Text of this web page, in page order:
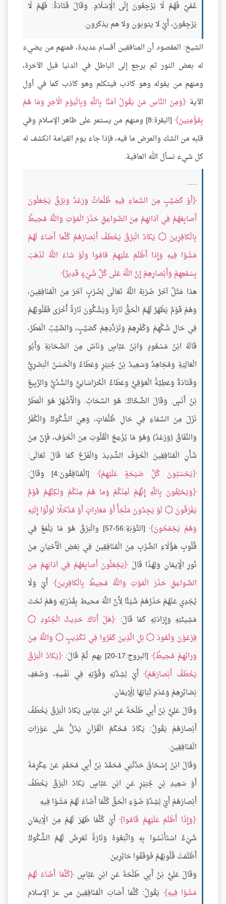
عُمْيٌ فَهُمْ لَا يَرْجِعُونَ إِلَى الْإِسْلَامِ. وَقَالَ قَتَادَةُ: فَهُمْ لَا
يَرْجِعُونَ، أَيْ لا يتوبون ولا هم يذكرون.
الشيخ: المقصود أن المنافقين أقسام عديدة، فمنهم من يضيء
له بعض النور ثم يرجع إلى الباطل في الدنيا قبل الآخرة،
ومنهم من يقوله وهو كاذب فيتكلم وهو كاذب كما في أول
الآية وَمِنَ النَّاسِ مَنْ يَقُولُ آمَنَّا بِاللَّهِ وَبِالْيَوْمِ الْآخِرِ وَمَا هُمْ
بِمُؤْمِنِينَ
[البقرة:8] ومنهم من يستمر على ظاهر الإسلام وفي
قلبه من الشك والمرض ما فيه، فإذا جاء يوم القيامة انكشف له
كل شيء نسأل الله العافية.
.....
أَوْ كَصَيِّبٍ مِنَ السَّماءِ فِيهِ ظُلُماتٌ وَرَعْدٌ وَبَرْقٌ يَجْعَلُونَ
أَصابِعَهُمْ فِي آذانِهِمْ مِنَ الصَّواعِقِ حَذَرَ الْمَوْتِ وَاللَّهُ مُحِيطٌ
بِالْكافِرِينَ ۝
يَكادُ الْبَرْقُ يَخْطَفُ أَبْصارَهُمْ كُلَّما أَضاءَ لَهُمْ
مَشَوْا فِيهِ وَإِذا أَظْلَمَ عَلَيْهِمْ قامُوا وَلَوْ شاءَ اللَّهُ لَذَهَبَ
بِسَمْعِهِمْ وَأَبْصارِهِمْ إِنَّ اللَّهَ عَلى كُلِّ شَيْءٍ قَدِيرٌ
هذا مَثَلٌ آخَرُ ضَرَبَهُ اللَّهُ تَعَالَى لِضَرْبٍ آخَرَ مِنَ الْمُنَافِقِينَ،
وَهُمْ قَوْمٌ يَظْهَرُ لَهُمُ الْحَقُّ تَارَةً وَيَشُكُّونَ تَارَةً أُخْرَى فَقُلُوبُهُمْ
فِي حَالِ شَكِّهِمْ وَكُفْرِهِمْ وَتَرَدُّدِهِمْ كَصَيِّبٍ، وَالصَّيِّبُ الْمَطَرُ،
قَالَهُ ابْنُ مَسْعُودٍ وَابْنُ عَبَّاسٍ وَنَاسٌ مِنَ الصَّحَابَةِ وَأَبُو
الْعَالِيَةِ وَمُجَاهِدٌ وَسَعِيدُ بْنُ جُبَيْرٍ وَعَطَاءٌ وَالْحَسَنُ الْبَصْرِيُّ
وَقَتَادَةُ وَعَطِيَّةُ الْعَوْفِيُّ وَعَطَاءٌ الْخُرَاسَانِيُّ وَالسُّدِّيُّ وَالرَّبِيعُ
بْنُ أَنَسٍ. وَقَالَ الضَّحَّاكُ: هُوَ السَّحَابُ. وَالْأَشْهَرُ هُوَ الْمَطَرُ
نَزَلَ مِنَ السَّمَاءِ فِي حَالِ ظُلُمَاتٍ، وَهِيَ الشُّكُوكُ وَالْكُفْرُ
وَالنِّفَاقُ (وَرَعْدٌ) وَهُوَ مَا يُزْعِجُ الْقُلُوبَ مِنَ الْخَوْفِ، فَإِنَّ مِنْ
شَأْنِ الْمُنَافِقِينَ الْخَوْفَ الشَّدِيدَ وَالْفَزَعَ كَمَا قَالَ تَعَالَى:
يَحْسَبُونَ كُلَّ صَيْحَةٍ عَلَيْهِمْ
[الْمُنَافِقُونَ:4] وَقَالَ:
وَيَحْلِفُونَ بِاللَّهِ إِنَّهُمْ لَمِنْكُمْ وَما هُمْ مِنْكُمْ وَلكِنَّهُمْ قَوْمٌ
يَفْرَقُونَ۝
لَوْ يَجِدُونَ مَلْجَأً أَوْ مَغاراتٍ أَوْ مُدَّخَلًا لَوَلَّوْا إِلَيْهِ
وَهُمْ يَجْمَحُونَ
[التَّوْبَةِ:56-57] والْبَرْقُ هُوَ مَا يَلْمَعُ فِي
قُلُوبِ هَؤُلَاءِ الضَّرْبِ مِنَ الْمُنَافِقِينَ فِي بَعْضِ الْأَحْيَانِ مِنْ
نُورِ الْإِيمَانِ وَلِهَذَا قَالَ
يَجْعَلُونَ أَصابِعَهُمْ فِي آذانِهِمْ مِنَ
الصَّواعِقِ حَذَرَ الْمَوْتِ وَاللَّهُ مُحِيطٌ بِالْكافِرِينَ
أَيْ وَلَا
يُجْدِي عَنْهُمْ حَذَرُهُمْ شَيْئًا لِأَنَّ اللَّهَ محيط بِقُدْرَتِهِ وَهُمْ تَحْتَ
مَشِيئَتِهِ وَإِرَادَتِهِ كَمَا قَالَ:
هَلْ أَتاكَ حَدِيثُ الْجُنُودِ
فِرْعَوْنَ وَثَمُودَ۝ بَلِ الَّذِينَ كَفَرُوا فِي تَكْذِيبٍ۝
وَاللَّهُ مِنْ
وَرائِهِمْ مُحِيطٌ [البروج:17-20] بهم ثُمَّ قَالَ:
يَكادُ الْبَرْقُ
يَخْطَفُ أَبْصارَهُمْ أَيْ لِشِدَّتِهِ وَقُوَّتِهِ فِي نَفْسِهِ، وَضَعْفِ
بَصَائِرِهِمْ وَعَدَمِ ثَبَاتِهَا لِلْإِيمَانِ.
وَقَالَ عَلِيُّ بْنُ أَبِي طَلْحَةَ عَنِ ابْنِ عَبَّاسٍ يَكادُ الْبَرْقُ يَخْطَفُ
أَبْصارَهُمْ يَقُولُ: يَكَادُ مُحْكَمُ الْقُرْآنِ يَدُلُّ عَلَى عَوْرَاتِ
الْمُنَافِقِينَ.
وَقَالَ ابْنُ إِسْحَاقَ حَدَّثَنِي مُحَمَّدُ بْنُ أَبِي مُحَمَّدٍ عَنْ عِكْرِمَةَ
أَوْ سَعِيدِ بْنِ جُبَيْرٍ عَنِ ابْنِ عَبَّاسٍ يَكادُ الْبَرْقُ يَخْطَفُ
أَبْصارَهُمْ أَيْ لِشِدَّةِ ضَوْءِ الْحَقِّ كُلَّمَا أَضَاءَ لَهُمْ مَشَوْا فِيهِ
وَإِذَا أَظْلَمَ عَلَيْهِمْ قَامُوا أَيْ كُلَّمَا ظَهَرَ لَهُمْ مِنَ الْإِيمَانِ
شَيْءٌ اسْتَأْنَسُوا بِهِ وَاتَّبَعُوهُ وَتَارَةً تَعْرِضُ لَهُمُ الشُّكُوكُ
أَظْلَمَتْ قُلُوبَهُمْ فَوَقَفُوا حَائِرِينَ.
وَقَالَ عَلِيُّ بْنُ أَبِي طَلْحَةَ عَنِ ابْنِ عَبَّاسٍ كُلَّمَا أَضَاءَ لَهُمْ
مَشَوْا فِيهِ
يَقُولُ: كُلَّمَا أَصَابَ الْمُنَافِقِينَ من عز الإسلام